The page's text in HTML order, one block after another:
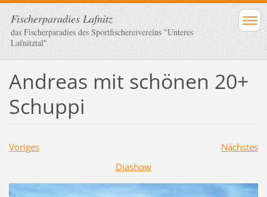
Fischerparadies Lafnitz
das Fischerparadies des Sportfischereivereins "Unteres
Lafnitztal"
Andreas mit schönen 20+
Schuppi
Voriges
Nächstes
Diashow